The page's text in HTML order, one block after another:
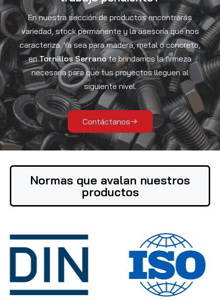
En nuestra sección de productos encontrarás
variedad, stock permanente y la asesoría que nos
caracteriza. Ya sea para madera, metal o concreto,
enTornillos Serranote brindamos la firmeza
necesaria para que tus proyectos lleguen al
siguiente nivel.
Contáctanos
Normas que avalan nuestros
productos